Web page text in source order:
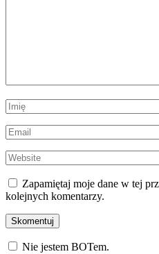
Zapamiętaj moje dane w tej
kolejnych komentarzy.
Nie jestem BOTem.